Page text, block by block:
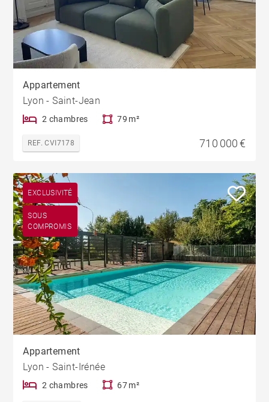
Appartement
Lyon - Saint-Jean
2 chambres 79 m²
REF. CVI7178 710 000 €
EXCLUSIVITÉ
SOUS
COMPROMIS
Appartement
Lyon - Saint-Irénée
2 chambres 67 m²